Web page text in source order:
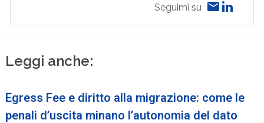
Seguimi su
Leggi anche:
Egress Fee e diritto alla migrazione: come le
penali d’uscita minano l’autonomia del dato